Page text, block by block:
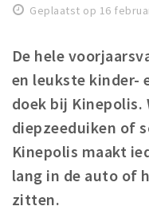
Parkeren
Bezienswaardigheden
Musea, theaters &
Uitjes & activiteiten
Toeristische routes
Natuurgebieden
Baroniepoorten
Geplaatst op 16
De hele
en leukste
doek bij Kinepolis.
diepzeeduiken of
Kinepolis maakt
lang in de auto of
zitten.